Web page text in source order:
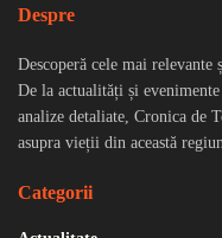
Despre
Descoperă cele mai
De la actualități și
analize detaliate, Cronica de
asupra vieții din această
Categorii